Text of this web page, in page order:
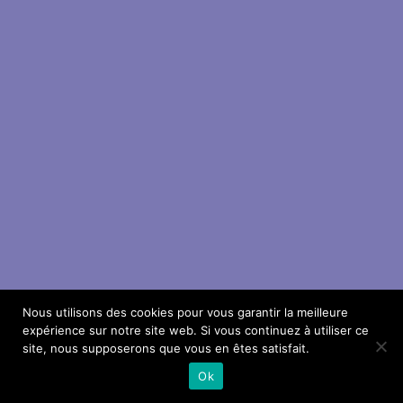
Nous utilisons des cookies pour vous garantir la meilleure
expérience sur notre site web. Si vous continuez à utiliser ce
site, nous supposerons que vous en êtes satisfait.
Ok